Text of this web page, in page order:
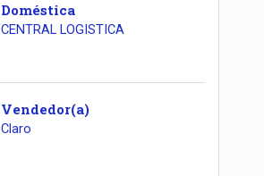
Doméstica
CENTRAL LOGISTICA
Vendedor(a)
Claro